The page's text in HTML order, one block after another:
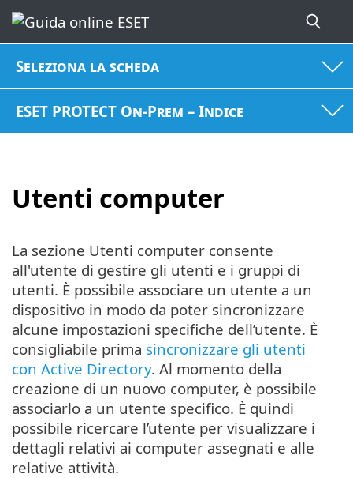
Seleziona la scheda
ESET PROTECT On-Prem – Indice
Utenti computer
La sezione Utenti computer consente
all'utente di gestire gli utenti e i gruppi di
utenti. È possibile associare un utente a un
dispositivo in modo da poter sincronizzare
alcune impostazioni specifiche dell’utente. È
consigliabile prima sincronizzare gli utenti
con Active Directory. Al momento della
creazione di un nuovo computer, è possibile
associarlo a un utente specifico. È quindi
possibile ricercare l’utente per visualizzare i
dettagli relativi ai computer assegnati e alle
relative attività.